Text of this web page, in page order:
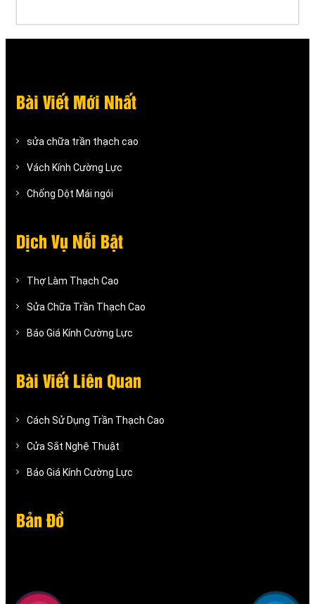
Bài Viết Mới Nhất
sửa chữa trần thạch cao
Vách Kính Cường Lực
Chống Dột Mái ngói
Dịch Vụ Nỗi Bật
Thợ Làm Thạch Cao
Sửa Chữa Trần Thạch Cao
Báo Giá Kính Cường Lực
Bài Viết Liên Quan
Cách Sử Dụng Trần Thạch Cao
Cửa Sắt Nghệ Thuật
Báo Giá Kính Cường Lực
Bản Đồ